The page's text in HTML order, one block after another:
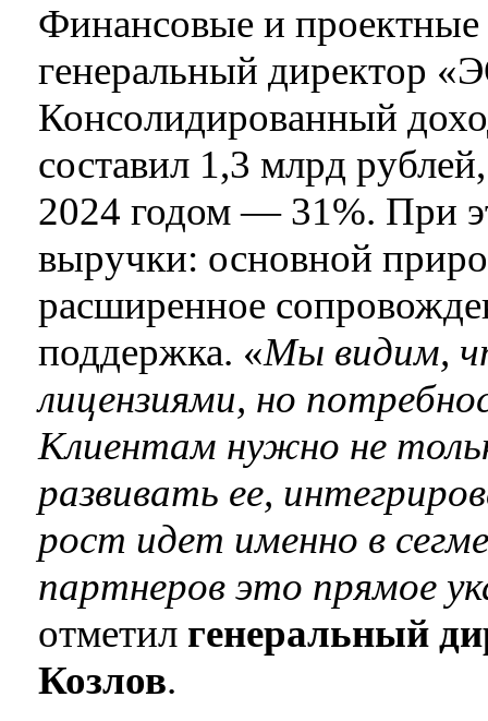
Финансовые и проектные
генеральный директор
Консолидированный
составил 1,3 млрд
2024 годом — 31%. При
выручки: основной
расширенное
поддержка. «Мы видим,
лицензиями, но
Клиентам нужно не
развивать ее,
рост идет именно в
партнеров это прямое
отметил генеральный
Козлов.